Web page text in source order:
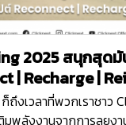
2025 สนุกสุด
| Recharge |
ถึงเวลาที่พวกเราชาว
พลังงานจากการลุยง